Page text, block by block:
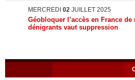
MERCREDI 02 JUILLET 2025
Géobloquer l’accès en France de
dénigrants vaut suppression